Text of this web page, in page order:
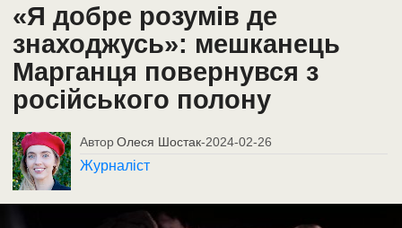
«Я добре розумів де
знаходжусь»: мешканець
Марганця повернувся з
російського полону
Автор Олеся Шостак-2024-02-26
Журналіст